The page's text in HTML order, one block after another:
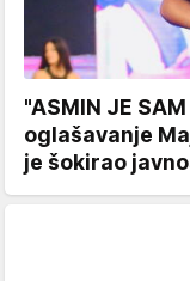
"ASMIN JE
oglašavanje
je šokirao